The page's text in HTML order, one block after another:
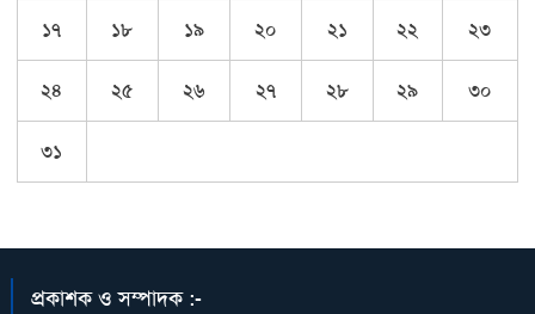
১৭ ১৮ ১৯ ২০ ২১ ২২ ২৩
২৪ ২৫ ২৬ ২৭ ২৮ ২৯ ৩০
৩১
প্রকাশক ও সম্পাদক :-